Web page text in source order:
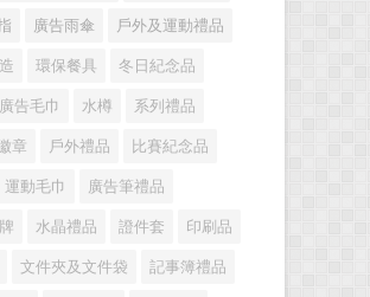
廣告雨傘 戶外及運動禮品
環保餐具 冬日紀念品
廣告毛巾 水樽 系列禮品
章 戶外禮品 比賽紀念品
運動毛巾 廣告筆禮品
水晶禮品 證件套 印刷品
文件夾及文件袋 記事簿禮品